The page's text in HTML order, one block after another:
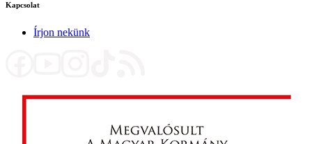
Kapcsolat
Írjon nekünk